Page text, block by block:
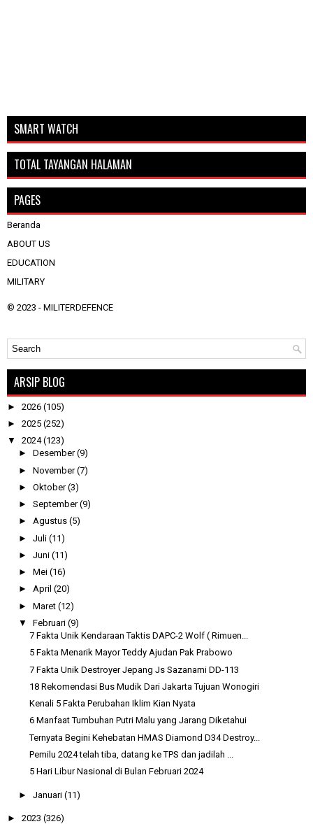
SMART WATCH
TOTAL TAYANGAN HALAMAN
PAGES
Beranda
ABOUT US
EDUCATION
MILITARY
© 2023 - MILITERDEFENCE
ARSIP BLOG
► 2026 (105)
► 2025 (252)
▼ 2024(123)
► Desember(9)
► November(7)
► Oktober(3)
► September(9)
► Agustus (5)
► Juli (11)
► Juni (11)
► Mei (16)
► April (20)
► Maret (12)
▼ Februari (9)
7 Fakta Unik Kendaraan Taktis DAPC-2 Wolf ( Rimuen...
5 Fakta Menarik Mayor Teddy Ajudan Pak Prabowo
7 Fakta Unik Destroyer Jepang Js Sazanami DD-113
18 Rekomendasi Bus Mudik Dari Jakarta Tujuan Wonogiri
Kenali 5 Fakta Perubahan Iklim Kian Nyata
6 Manfaat Tumbuhan Putri Malu yang Jarang Diketahui
Ternyata Begini Kehebatan HMAS Diamond D34 Destroy...
Pemilu 2024 telah tiba, datang ke TPS dan jadilah ...
5 Hari Libur Nasional di Bulan Februari 2024
► Januari (11)
► 2023 (326)